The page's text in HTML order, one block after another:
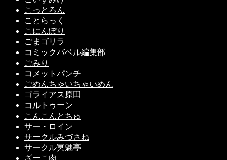
こっとろん
ことらっく
こにんぽり
ごまゴリラ
コミックバベル編集部
ごみり
コメットパンチ
ごめんちゃいちゃいめん
ゴライアス原田
コルトゥーン
こんこんとちゅ
サー・ロイン
サークルみづさね
サークル冥魅亭
ざーこ肉